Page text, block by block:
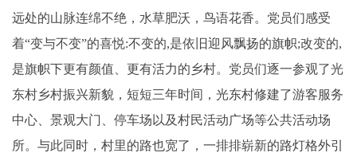
远处的山脉连绵不绝，水草肥沃，鸟语花香。党员们感受
着“变与不变”的喜悦:不变的,是依旧迎风飘扬的旗帜;改变的,
是旗帜下更有颜值、更有活力的乡村。党员们逐一参观了光
东村乡村振兴新貌，短短三年时间，光东村修建了游客服务
中心、景观大门、停车场以及村民活动广场等公共活动场
所。与此同时，村里的路也宽了，一排排崭新的路灯格外引